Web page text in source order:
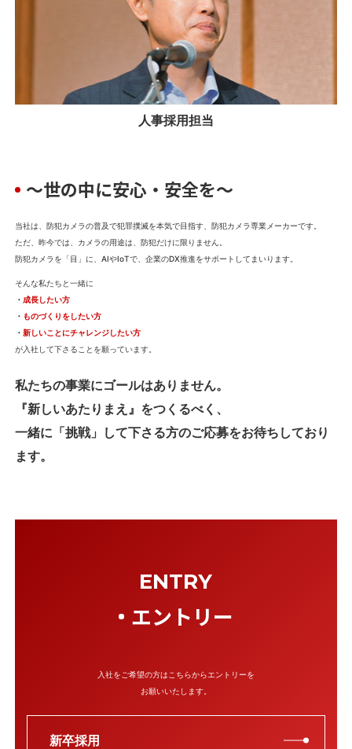
～世の中に安心・安全を～
当社は、防犯カメラの普及で犯罪撲滅を本気で目指す、防犯カメラ専業メーカーです。
ただ、昨今では、カメラの用途は、防犯だけに限りません。
防犯カメラを「目」に、AIやIoTで、企業のDX推進をサポートしてまいります。
そんな私たちと一緒に
・ 成長したい方
・ ものづくりをしたい方
・ 新しいことにチャレンジしたい方
が入社して下さることを願っています。
私たちの事業にゴールはありません。
『新しいあたりまえ』をつくるべく、
一緒に「挑戦」して下さる方のご応募をお待ちしており
ます。
人事採用担当
ENTRY
エントリー
入社をご希望の方はこちらからエントリーを
お願いいたします。
新卒採用